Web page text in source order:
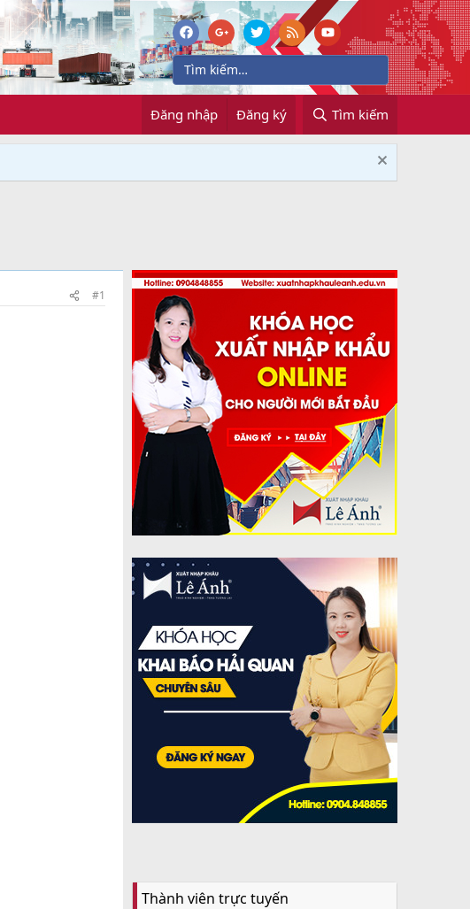
Đăng nhập Đăng ký Tìm kiếm
#1
Thành viên trực tuyến